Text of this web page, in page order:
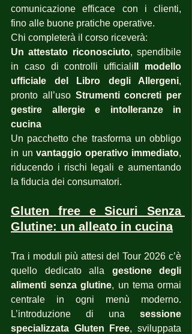
comunicazione efficace con i clienti,
fino alle buone pratiche operative.
Chi completerà il corso riceverà:
Un attestato riconosciuto, spendibile
in caso di controlli ufficiali Il modello
ufficiale del Libro degli Allergeni,
pronto all’uso Strumenti concreti per
gestire allergie e intolleranze in
cucina
Un pacchetto che trasforma un obbligo
in un vantaggio operativo immediato,
riducendo i rischi legali e aumentando
la fiducia dei consumatori.
Gluten free e Sicuri Senza
Glutine: un alleato in cucina
Tra i moduli più attesi del Tour 2026 c’è
quello dedicato alla gestione degli
alimenti senza glutine, un tema ormai
centrale in ogni menù moderno.
L’introduzione di una sessione
specializzata Gluten Free, sviluppata